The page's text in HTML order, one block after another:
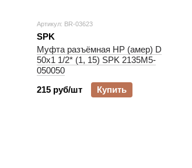
Артикул: BR-03623
SPK
Муфта разъёмная НР (амер) D
50х1 1/2* (1, 15) SPK 2135M5-
050050
215 руб/шт
Купить